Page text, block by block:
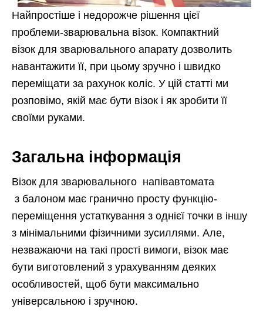
Найпростіше і недорожче рішення цієї
проблеми-зварювальна візок. Компактний
візок для зварювального апарату дозволить
навантажити її, при цьому зручно і швидко
переміщати за рахунок коліс. У цій статті ми
розповімо, якій має бути візок і як зробити її
своїми руками.
Загальна інформація
Візок для зварювального напівавтомата
з балоном має гранично просту функцію-
переміщення устаткування з однієї точки в іншу
з мінімальними фізичними зусиллями. Але,
незважаючи на такі прості вимоги, візок має
бути виготовлений з урахуванням деяких
особливостей, щоб бути максимально
універсальною і зручною.